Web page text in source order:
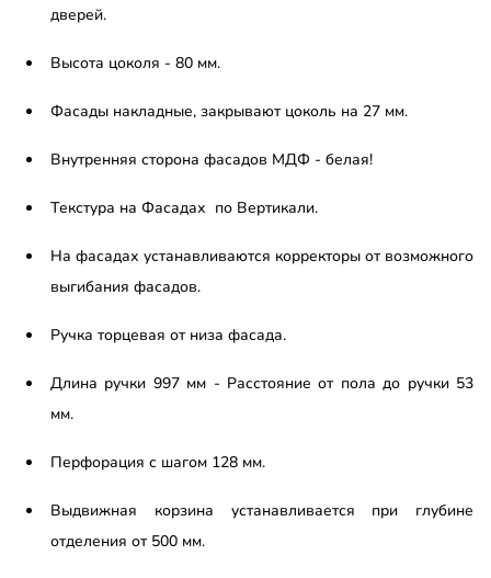
дверей.
Высота цоколя - 80 мм.
Фасады накладные, закрывают цоколь на 27 мм.
Внутренняя сторона фасадов МДФ - белая!
Текстура на Фасадах по Вертикали.
На фасадах устанавливаются корректоры от возможного
выгибания фасадов.
Ручка торцевая от низа фасада.
Длина ручки 997 мм - Расстояние от пола до ручки 53
мм.
Перфорация с шагом 128 мм.
Выдвижная корзина устанавливается при глубине
отделения от 500 мм.